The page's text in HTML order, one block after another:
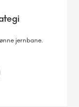
jernbane.